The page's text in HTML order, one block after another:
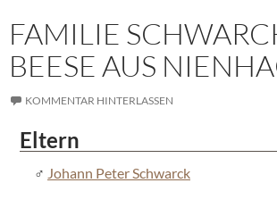
FAMILIE
BEESE AUS
KOMMENTAR HINTERLASSEN
Eltern
Johann Peter Schwarck